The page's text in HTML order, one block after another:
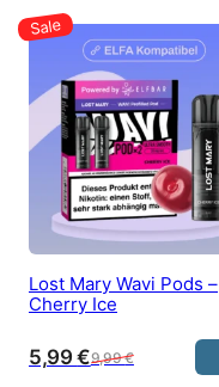
Lost Mary Wavi Pods –
Cherry Ice
9,99€
5,99€